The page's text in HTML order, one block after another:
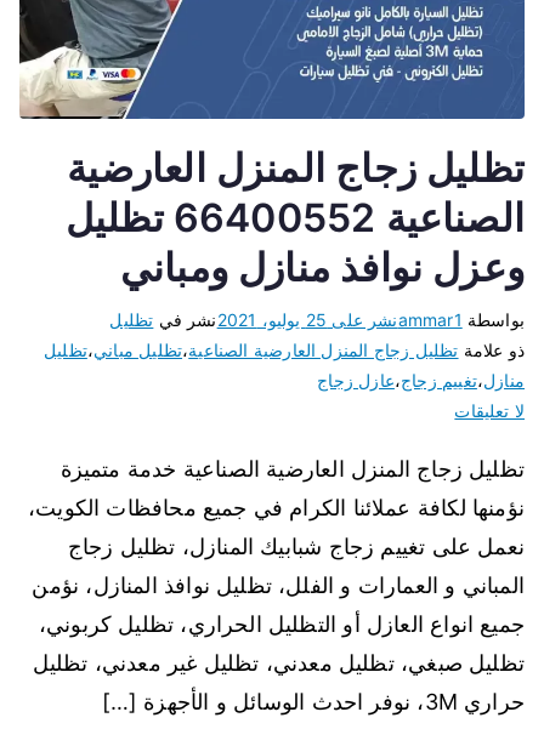
تظليل زجاج المنزل العارضية
الصناعية 66400552 تظليل
وعزل نوافذ منازل ومباني
بواسطة ammar1نشر على 25 يوليو، 2021 نشر في تظليل
ذو علامة تظليل زجاج المنزل العارضية الصناعية،تظليل مباني،تظليل
منازل،تغييم زجاج،عازل زجاج
لا تعليقات
تظليل زجاج المنزل العارضية الصناعية خدمة متميزة
نؤمنها لكافة عملائنا الكرام في جميع محافظات الكويت،
نعمل على تغييم زجاج شبابيك المنازل، تظليل زجاج
المباني و العمارات و الفلل، تظليل نوافذ المنازل، نؤمن
جميع انواع العازل أو التظليل الحراري، تظليل كربوني،
تظليل صبغي، تظليل معدني، تظليل غير معدني، تظليل
حراري 3M، نوفر احدث الوسائل و الأجهزة […]